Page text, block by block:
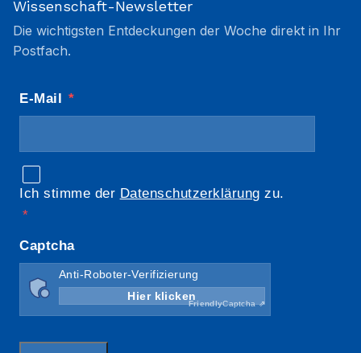
Wissenschaft-Newsletter
Die wichtigsten Entdeckungen der Woche direkt in Ihr
Postfach.